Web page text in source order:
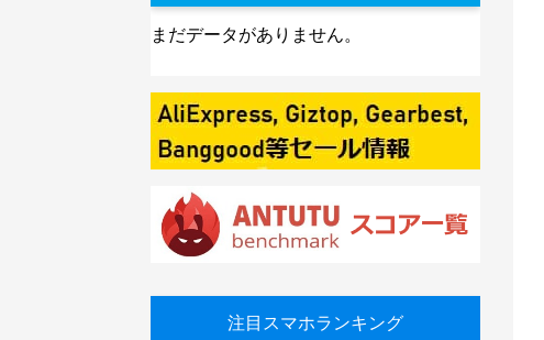
まだデータがありません。
注目スマホランキング